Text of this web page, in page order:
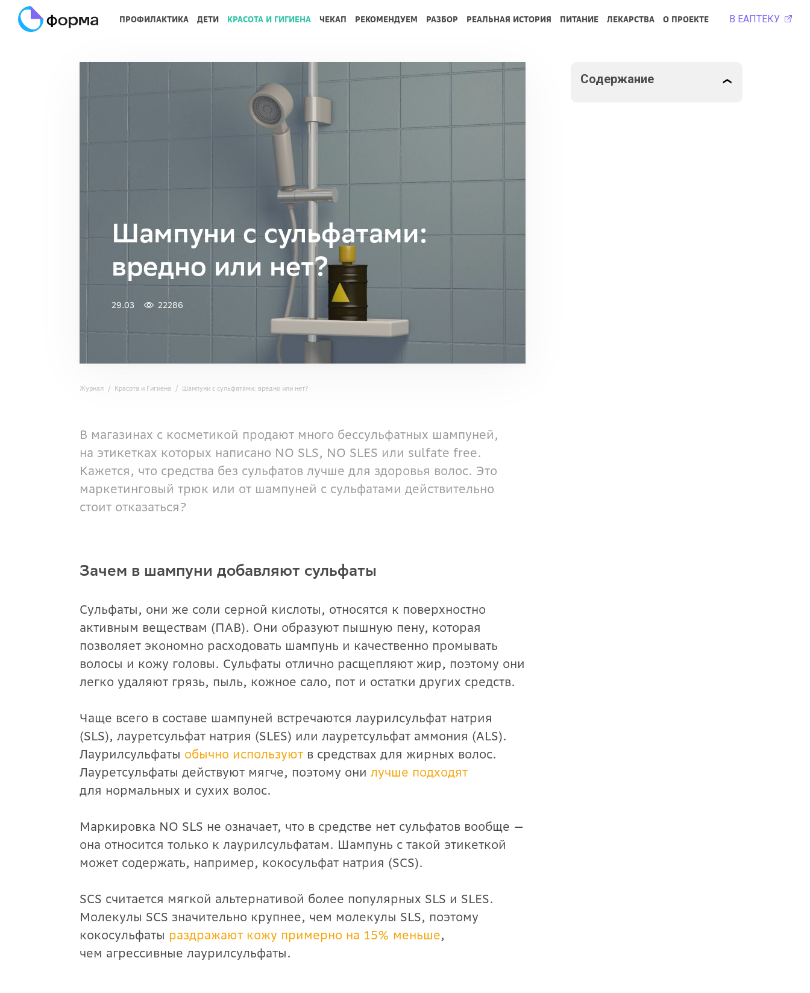
ПРОФИЛАКТИКА ДЕТИ КРАСОТА И ГИГИЕНА ЧЕКАП РЕКОМЕНДУЕМ РАЗБОР РЕАЛЬНАЯ ИСТОРИЯ ПИТАНИЕ ЛЕКАРСТВА О ПРОЕКТЕ В ЕАПТЕКУ
Шампуни с сульфатами:
вредно или нет?
29.03 22286
Журнал Красота и Гигиена Шампуни с сульфатами: вредно или нет?
В магазинах с косметикой продают много бессульфатных шампуней,
на этикетках которых написано NO SLS, NO SLES или sulfate free.
Кажется, что средства без сульфатов лучше для здоровья волос. Это
маркетинговый трюк или от шампуней с сульфатами действительно
стоит отказаться?
Зачем в шампуни добавляют сульфаты
Сульфаты, они же соли серной кислоты, относятся к поверхностно
активным веществам (ПАВ). Они образуют пышную пену, которая
позволяет экономно расходовать шампунь и качественно промывать
волосы и кожу головы. Сульфаты отлично расщепляют жир, поэтому они
легко удаляют грязь, пыль, кожное сало, пот и остатки других средств.
Чаще всего в составе шампуней встречаются лаурилсульфат натрия
(SLS), лауретсульфат натрия (SLES) или лауретсульфат аммония (ALS).
Лаурилсульфаты обычно используют в средствах для жирных волос.
Лауретсульфаты действуют мягче, поэтому они лучше подходят
для нормальных и сухих волос.
Маркировка NO SLS не означает, что в средстве нет сульфатов вообще —
она относится только к лаурилсульфатам. Шампунь с такой этикеткой
может содержать, например, кокосульфат натрия (SCS).
SCS считается мягкой альтернативой более популярных SLS и SLES.
Молекулы SCS значительно крупнее, чем молекулы SLS, поэтому
кокосульфаты раздражают кожу примерно на 15% меньше,
чем агрессивные лаурилсульфаты.
Содержание